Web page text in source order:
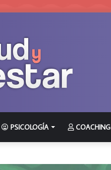
PSICOLOGÍA COACHING